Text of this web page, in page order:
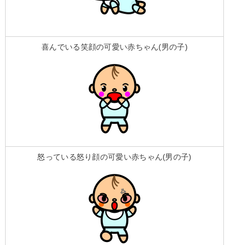
喜んでいる笑顔の可愛い赤ちゃん(男の子)
怒っている怒り顔の可愛い赤ちゃん(男の子)